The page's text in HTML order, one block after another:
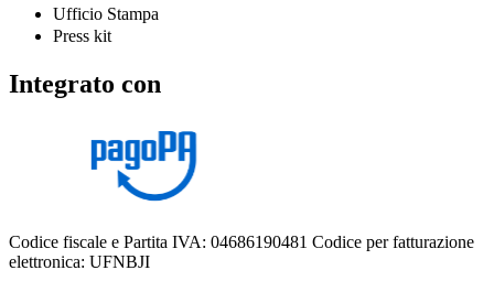
Ufficio Stampa
Press kit
Integrato con
Codice fiscale e Partita IVA: 04686190481 Codice per fatturazione
elettronica: UFNBJI